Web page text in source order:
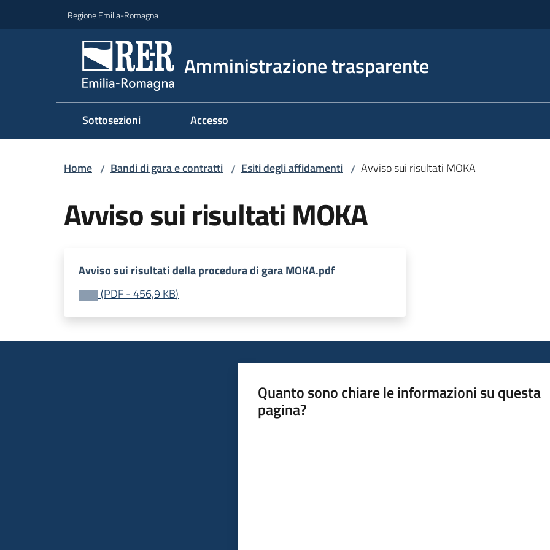
Regione Emilia-Romagna
Amministrazione trasparente
Sottosezioni Accesso
Home / Bandi di gara e contratti / Esiti degli affidamenti / Avviso sui risultati MOKA
Avviso sui risultati MOKA
Avviso sui risultati della procedura di gara MOKA.pdf
(PDF-456,9 KB)
Quanto sono chiare le informazioni su questa
pagina?